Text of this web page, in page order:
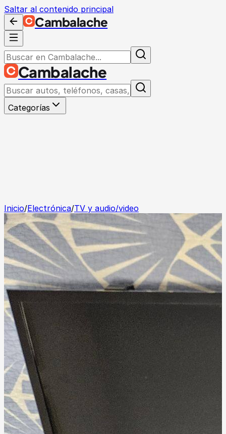
Saltar al contenido principal
Cambalache
Cambalache
Categorías
Inicio/Electrónica/TV y audio/video